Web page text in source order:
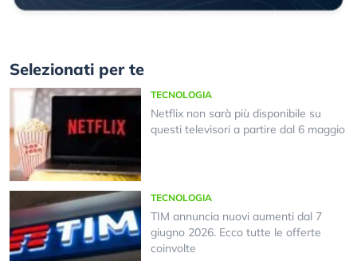
Selezionati per te
TECNOLOGIA
Netflix non sarà più disponibile su
questi televisori a partire dal 6 maggio
TECNOLOGIA
TIM annuncia nuovi aumenti dal 7
giugno 2026. Ecco tutte le offerte
coinvolte